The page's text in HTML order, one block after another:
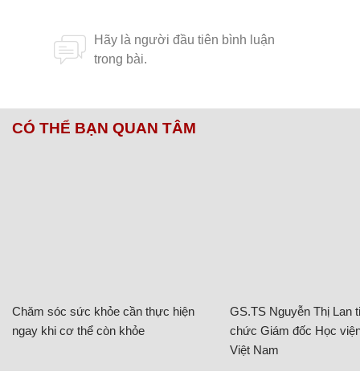
CÓ THỂ BẠN QUAN TÂM
Chăm sóc sức khỏe cần thực hiện
ngay khi cơ thể còn khỏe
GS.TS Nguyễn Thị Lan
chức Giám đốc Học
Việt Nam